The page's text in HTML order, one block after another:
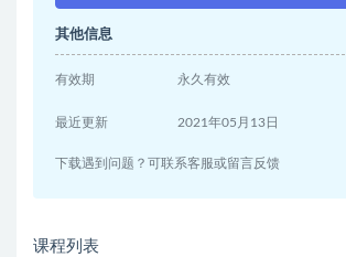
其他信息
有效期 永久有效
最近更新 2021年05月13日
下载遇到问题？可联系客服或留言反馈
课程列表